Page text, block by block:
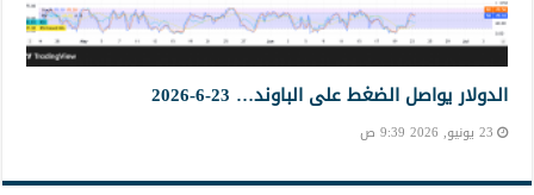
الدولار يواصل الضغط على الباوند… 23-6-2026
23 يونيو, 2026 9:39 ص